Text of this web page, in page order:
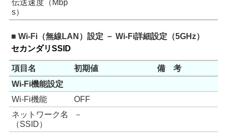
伝送速度（Mbp
s）
■ Wi-Fi（無線LAN）設定 － Wi-Fi詳細設定（5GHz）
セカンダリSSID
項目名 初期値
備 考
Wi-Fi機能設定
Wi-Fi機能
OFF
ネットワーク名
（SSID）
－